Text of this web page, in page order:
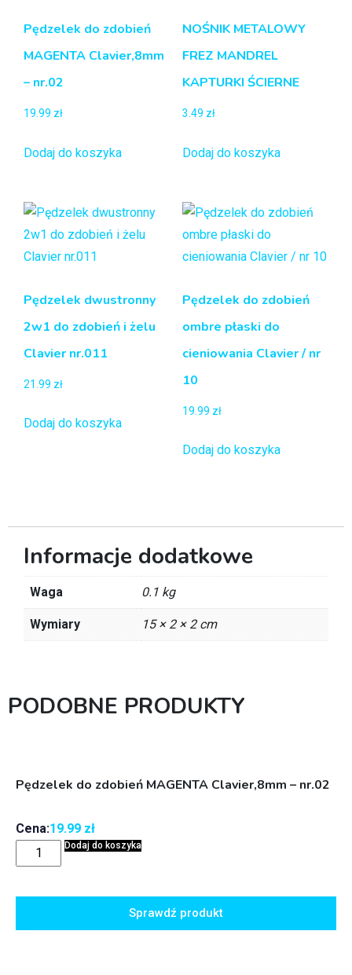
Pędzelek do zdobień
MAGENTA Clavier,8mm
– nr.02
19.99 zł
Dodaj do koszyka
NOŚNIK METALOWY
FREZ MANDREL
KAPTURKI ŚCIERNE
3.49 zł
Dodaj do koszyka
Pędzelek dwustronny
2w1 do zdobień i żelu
Clavier nr.011
21.99 zł
Dodaj do koszyka
Pędzelek do zdobień
ombre płaski do
cieniowania Clavier / nr
10
19.99 zł
Dodaj do koszyka
Informacje dodatkowe
Waga 0.1 kg
Wymiary 15 × 2 × 2 cm
PODOBNE PRODUKTY
Pędzelek do zdobień MAGENTA Clavier,8mm – nr.02
Cena:19.99 zł
Dodaj do koszyka
Sprawdź produkt